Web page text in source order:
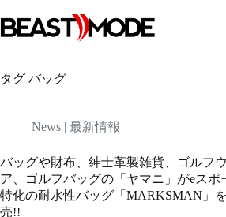
ン
テ
ツ
へ
プ
タグ バッグ
News | 最新情報
バッグや財布、紳士革製雑貨、ゴルフ
ア、ゴルフバッグの「ヤマニ」がeスポ
特化の耐水性バッグ「MARKSMAN」
売!!